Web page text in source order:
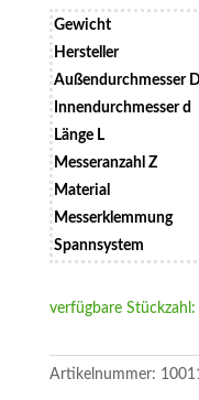
Gewicht
Hersteller
Außendurchmesser D
Innendurchmesser d
Länge L
Messeranzahl Z
Material
Messerklemmung
Spannsystem
verfügbare Stückzahl:
Artikelnummer: